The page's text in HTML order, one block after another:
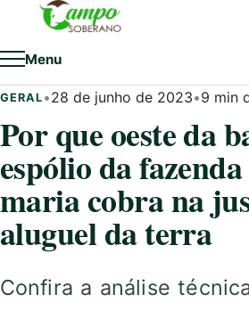
Pular para o conteúdo
Menu
GERAL •28 de junho de 2023•9 min
Por que oeste da
espólio da
maria cobra na
aluguel da terra
Confira a análise